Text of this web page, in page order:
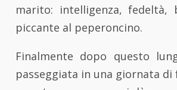
marito: intelligenza, fedeltà,
piccante al peperoncino.
Finalmente dopo questo
passeggiata in una giornata